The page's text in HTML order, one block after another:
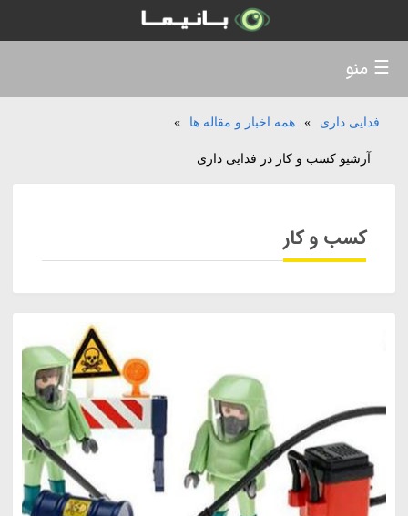
فدایی داری » همه اخبار و مقاله ها »
آرشیو کسب و کار در فدایی داری
کسب و کار
☰ منو